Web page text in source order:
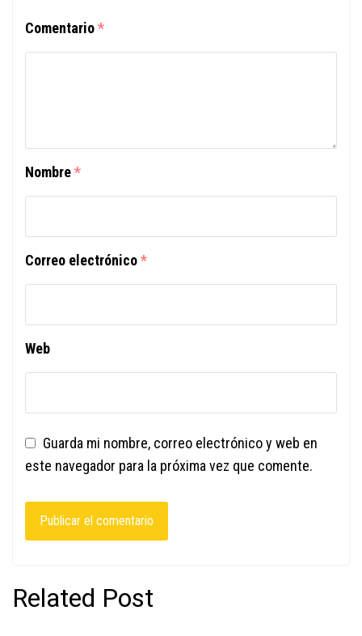
Comentario*
Nombre*
Correo electrónico*
Web
Guarda mi nombre, correo electrónico y web en
este navegador para la próxima vez que comente.
Related Post